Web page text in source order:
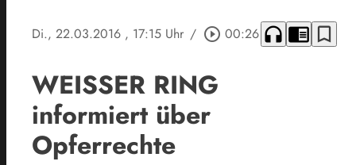
Di., 22.03.2016 , 17:15 Uhr / play_circle_outline 00:26 headphones chrome_reader_mode bookmark_border
WEISSER RING
informiert über
Opferrechte